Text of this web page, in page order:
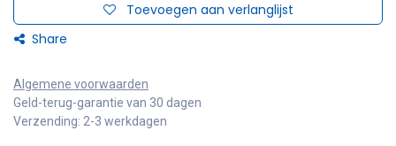
Toevoegen aan verlanglijst
Share
Algemene voorwaarden
Geld-terug-garantie van 30 dagen
Verzending: 2-3 werkdagen